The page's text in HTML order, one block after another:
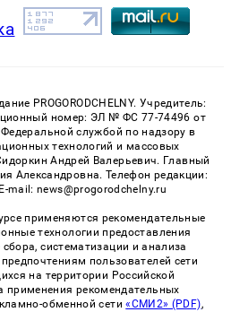
PROGORODCHELNY. Учредитель:
номер: ЭЛ № ФС 77-74496 от
службой по надзору в
технологий и массовых
Андрей Валерьевич. Главный
Александровна. Телефон редакции:
mail: news@progorodchelny.ru
применяются рекомендательные
технологии предоставления
систематизации и анализа
пользователей сети
на территории Российской
применения рекомендательных
обменной сети«СМИ2» (PDF),